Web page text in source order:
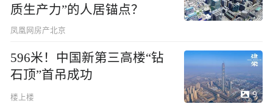
质生产力”的人居锚点？
凤凰网房产北京
596米！中国新第三高楼“钻
石顶”首吊成功
楼上楼 9